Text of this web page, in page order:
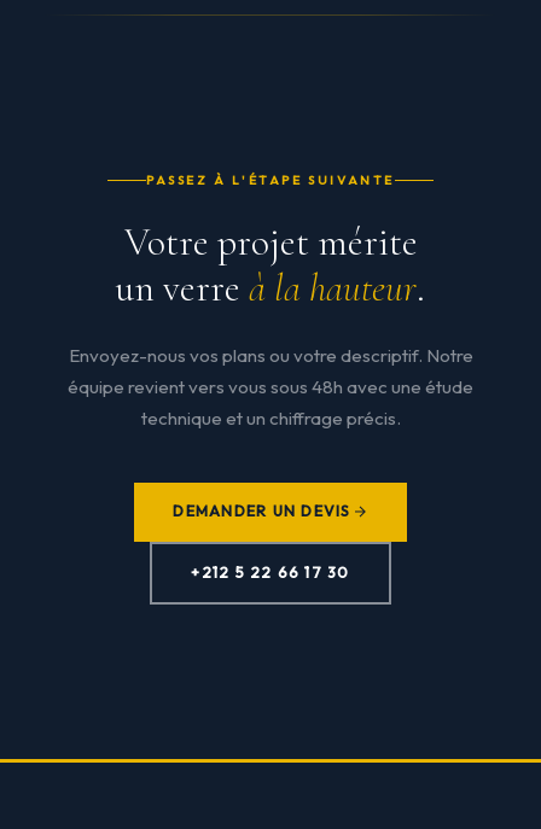
PASSEZ À L'ÉTAPE SUIVANTE
Votre projet mérite
un verre à la hauteur.
Envoyez-nous vos plans ou votre descriptif. Notre
équipe revient vers vous sous 48h avec une étude
technique et un chiffrage précis.
DEMANDER UN DEVIS
+212 5 22 66 17 30